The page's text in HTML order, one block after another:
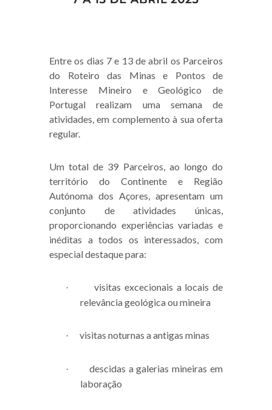
Entre os dias 7 e 13 de abril os Parceiros
do Roteiro das Minas e Pontos de
Interesse Mineiro e Geológico de
Portugal realizam uma semana de
atividades, em complemento à sua oferta
regular.
Um total de 39 Parceiros, ao longo do
território do Continente e Região
Autónoma dos Açores, apresentam um
conjunto de atividades únicas,
proporcionando experiências variadas e
inéditas a todos os interessados, com
especial destaque para:
·
visitas excecionais a locais de
relevância geológica ou mineira
· visitas noturnas a antigas minas
·
descidas a galerias mineiras em
laboração